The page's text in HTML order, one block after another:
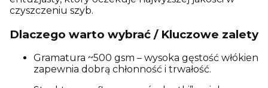
czyszczeniu szyb.
Dlaczego warto wybrać / Kluczowe zalety
Gramatura ~500 gsm – wysoka gęstość włókien
zapewnia dobrą chłonność i trwałość.